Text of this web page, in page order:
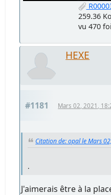
259.36
vu 470
HEXE
#1181 Mars 02, 2021,
Citation de: opal le Mars
.
J'aimerais être à la